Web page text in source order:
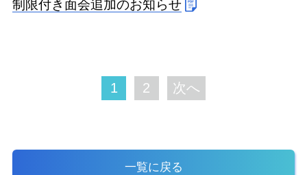
制限付き面会追加のお知らせ
1 2 次へ
一覧に戻る